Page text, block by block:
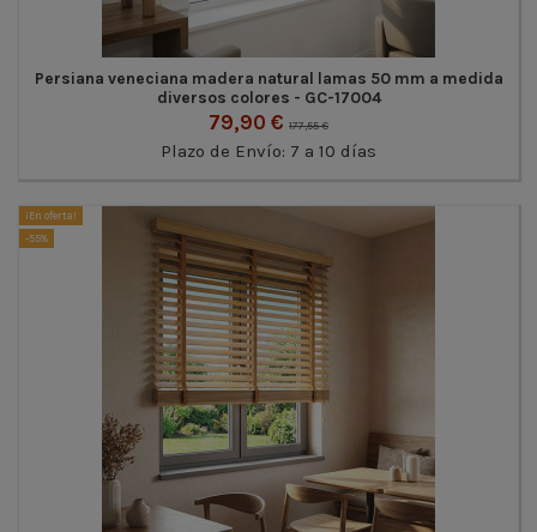
Persiana veneciana madera natural lamas 50 mm a medida
diversos colores - GC-17004
79,90 € 177,55 €
Plazo de Envío: 7 a 10 días
¡En oferta!
-55%